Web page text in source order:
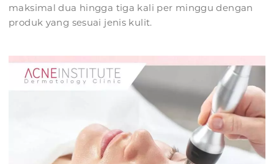
maksimal dua hingga tiga kali per minggu dengan
produk yang sesuai jenis kulit.